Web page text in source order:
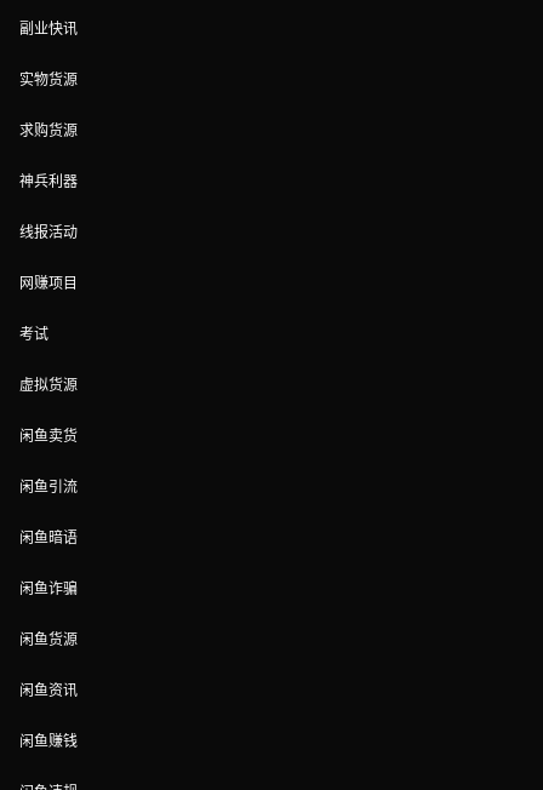
副业快讯
实物货源
求购货源
神兵利器
线报活动
网赚项目
考试
虚拟货源
闲鱼卖货
闲鱼引流
闲鱼暗语
闲鱼诈骗
闲鱼货源
闲鱼资讯
闲鱼赚钱